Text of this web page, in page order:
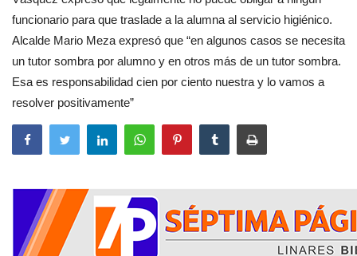
funcionario para que traslade a la alumna al servicio higiénico.
Alcalde Mario Meza expresó que “en algunos casos se necesita
un tutor sombra por alumno y en otros más de un tutor sombra.
Esa es responsabilidad cien por ciento nuestra y lo vamos a
resolver positivamente”